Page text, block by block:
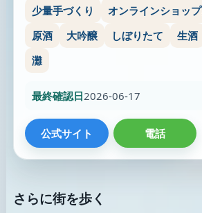
公式サイト 電話
少量手づくり
オンラインショッ
原酒
大吟醸 しぼりたて 生酒
灘
最終確認日2026-06-17
さらに街を歩く